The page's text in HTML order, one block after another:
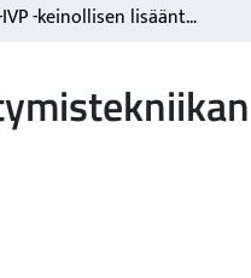
OPU-IVP -keinollisen lisääntymistekniikan soveltaminen tilaoloihin Pohjois-Savon lypsykarjatiloilla